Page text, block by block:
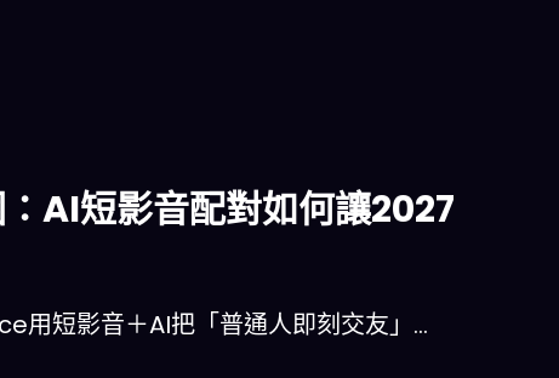
AI短影音配對如何讓2027
短影音＋AI把「普通人即刻交友」…